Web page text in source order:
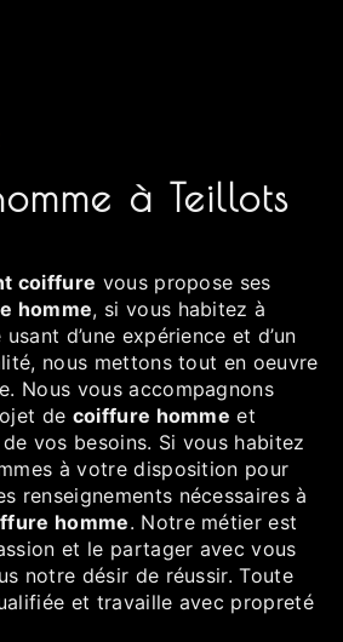
à Teillots
coiffure vous propose ses
homme, si vous habitez à
d’une expérience et d’un
nous mettons tout en oeuvre
Nous vous accompagnons
de coiffure homme et
de vos besoins. Si vous habitez
à votre disposition pour
renseignements nécessaires à
homme. Notre métier est
et le partager avec vous
notre désir de réussir. Toute
et travaille avec propreté